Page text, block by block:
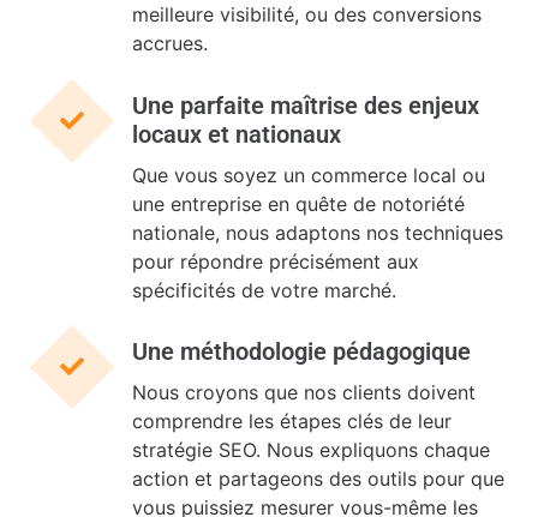
meilleure visibilité, ou des conversions
accrues.
Une parfaite maîtrise des enjeux
locaux et nationaux
Que vous soyez un commerce local ou
une entreprise en quête de notoriété
nationale, nous adaptons nos techniques
pour répondre précisément aux
spécificités de votre marché.
Une méthodologie pédagogique
Nous croyons que nos clients doivent
comprendre les étapes clés de leur
stratégie SEO. Nous expliquons chaque
action et partageons des outils pour que
vous puissiez mesurer vous-même les